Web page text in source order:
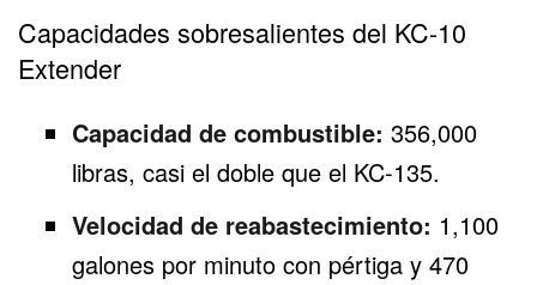
Capacidades sobresalientes del KC-10
Extender
Capacidad de combustible: 356,000
libras, casi el doble que el KC-135.
Velocidad de reabastecimiento: 1,100
galones por minuto con pértiga y 470